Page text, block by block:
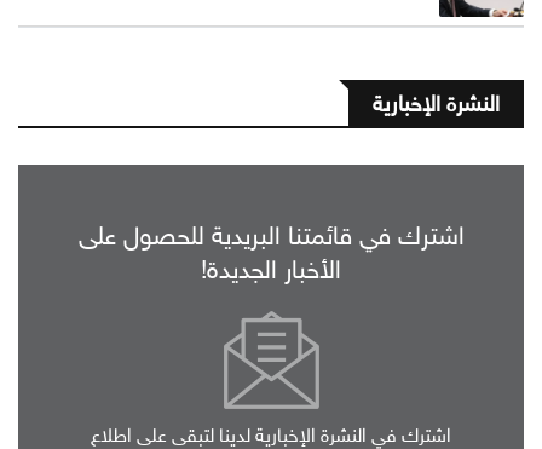
النشرة الإخبارية
اشترك في قائمتنا البريدية للحصول على
الأخبار الجديدة!
اشترك في النشرة الإخبارية لدينا لتبقى على اطلاع